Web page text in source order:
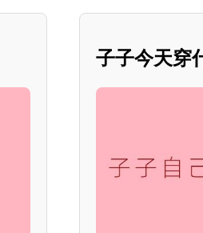
子子今天穿